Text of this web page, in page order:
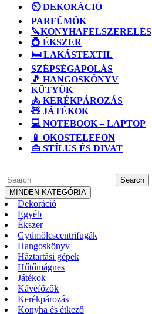
⏲️ DEKORÁCIÓ
PARFÜMÖK
🔪KONYHAFELSZERELÉS
💍 ÉKSZER
🛏️ LAKÁSTEXTIL
SZÉPSÉGÁPOLÁS
🎵 HANGOSKÖNYV
KÜTYÜK
🚴 KERÉKPÁROZÁS
🧸 JÁTÉKOK
💻 NOTEBOOK – LAPTOP
📱 OKOSTELEFON
👜 STÍLUS ÉS DIVAT
BUTTON
Search
for:MINDEN KATEGÓRIA
Dekoráció
Egyéb
Ékszer
Gyümölcscentrifugák
Hangoskönyv
Háztartási gépek
Hűtőmágnes
Játékok
Kávéfőzők
Kerékpározás
Konyha és étkező